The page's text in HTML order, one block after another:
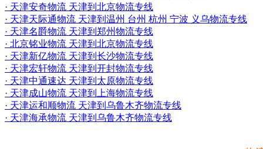
· 天津安奇物流 天津到北京物流专线
· 天津天际通物流 天津到温州 台州 杭州 宁波 义乌物流专线
· 天津名爵物流 天津到郑州物流专线
· 北京铭业物流 天津到北京物流专线
· 天津新亿物流 天津到长沙物流专线
· 天津宏轩物流 天津到开封物流专线
· 天津中通速达 天津到太原物流专线
· 天津成山物流 天津到上海物流专线
· 天津运和顺物流 天津到乌鲁木齐物流专线
· 天津海承物流 天津到乌鲁木齐物流专线